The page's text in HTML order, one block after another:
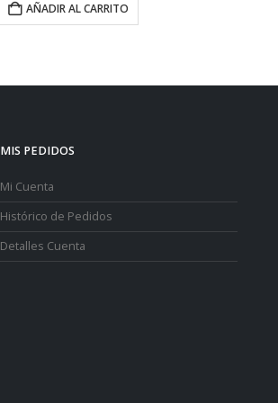
MIS PEDIDOS
Mi Cuenta
Histórico de Pedidos
Detalles Cuenta